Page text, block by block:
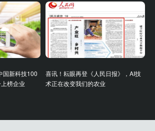
国新科技100
榜企业
喜讯！耘眼再登《人民日报》，AI技
术正在改变我们的农业